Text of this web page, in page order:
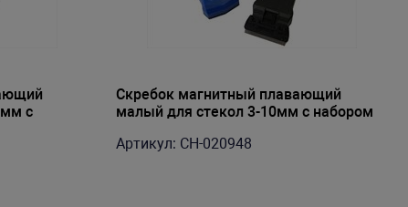
с
Скребок магнитный плавающий
малый для стекол 3-10мм с набором
Артикул: CH-020948